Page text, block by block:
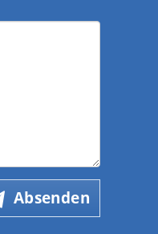
Absenden